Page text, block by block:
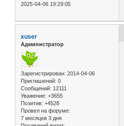
2025-04-06 19:29:05
xuser
Администратор
Зарегистрирован: 2014-04-06
Приглашений: 0
Сообщений: 12111
Уважение: +3655
Позитив: +4528
Провел на форуме:
7 месяцев 3 дня